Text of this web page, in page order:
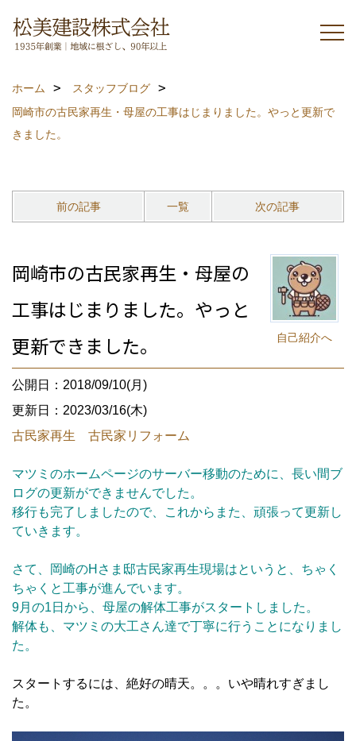
ホーム
スタッフブログ
岡崎市の古民家再生・母屋の工事はじまりました。やっと更新で
きました。
前の記事 一覧 次の記事
自己紹介へ
岡崎市の古民家再生・母屋の
工事はじまりました。やっと
更新できました。
公開日：2018/09/10(月)
更新日：2023/03/16(木)
古民家再生 古民家リフォーム
マツミのホームページのサーバー移動のために、長い間ブ
ログの更新ができませんでした。
移行も完了しましたので、これからまた、頑張って更新し
ていきます。
さて、岡崎のHさま邸古民家再生現場はというと、ちゃく
ちゃくと工事が進んでいます。
9月の1日から、母屋の解体工事がスタートしました。
解体も、マツミの大工さん達で丁寧に行うことになりまし
た。
スタートするには、絶好の晴天。。。いや晴れすぎまし
た。